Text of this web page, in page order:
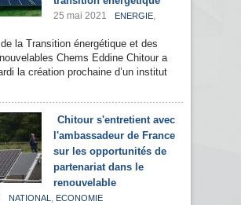
25 mai 2021 ENERGIE,
la Transition énergétique et des
Chems Eddine Chitour a
la création prochaine d’un institut
Chitour s'entretient avec
l'ambassadeur de France
sur les opportunités de
partenariat dans le
renouvelable
NATIONAL , ECONOMIE